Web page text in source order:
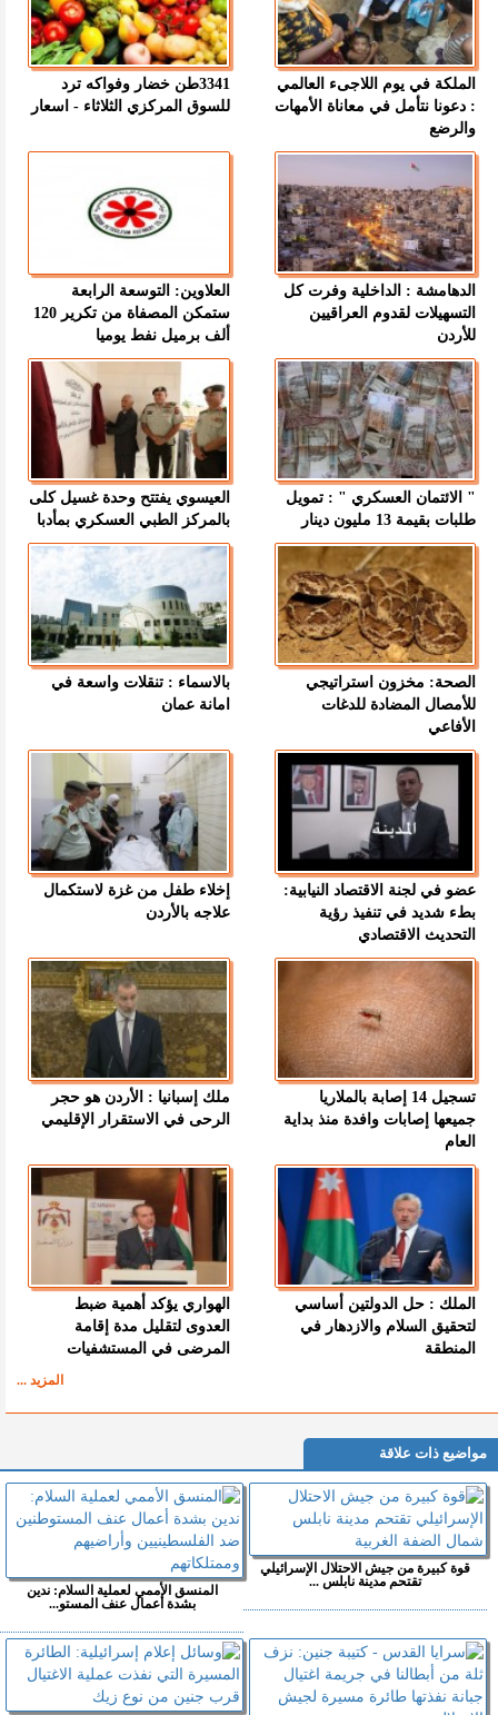
الملكة في يوم اللاجىء العالمي
: دعونا نتأمل في معاناة الأمهات
والرضع
3341طن خضار وفواكه ترد
للسوق المركزي الثلاثاء - اسعار
الدهامشة : الداخلية وفرت كل
التسهيلات لقدوم العراقيين
للأردن
العلاوين: التوسعة الرابعة
ستمكن المصفاة من تكرير 120
ألف برميل نفط يوميا
" الائتمان العسكري " : تمويل
طلبات بقيمة 13 مليون دينار
العيسوي يفتتح وحدة غسيل كلى
بالمركز الطبي العسكري بمأدبا
الصحة: مخزون استراتيجي
للأمصال المضادة للدغات
الأفاعي
بالاسماء : تنقلات واسعة في
امانة عمان
عضو في لجنة الاقتصاد النيابية:
بطء شديد في تنفيذ رؤية
التحديث الاقتصادي
إخلاء طفل من غزة لاستكمال
علاجه بالأردن
تسجيل 14 إصابة بالملاريا
جميعها إصابات وافدة منذ بداية
العام
ملك إسبانيا : الأردن هو حجر
الرحى في الاستقرار الإقليمي
الملك : حل الدولتين أساسي
لتحقيق السلام والازدهار في
المنطقة
الهواري يؤكد أهمية ضبط
العدوى لتقليل مدة إقامة
المرضى في المستشفيات
المزيد ...
مواضيع ذات علاقة
قوة كبيرة من جيش الاحتلال الإسرائيلي
تقتحم مدينة نابلس ...
المنسق الأممي لعملية السلام: ندين
بشدة أعمال عنف المستو...